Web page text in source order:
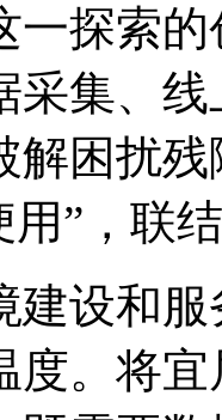
探索的
采集、
解困扰
用”，联
设和服
度。将